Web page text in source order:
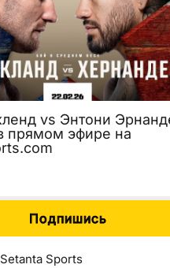
vs Энтони
прямом эфире на
Подпишись
Sports